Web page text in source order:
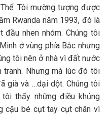
Tôi mường tượng được
Rwanda năm 1993, đó là
nhen nhóm. Chúng tôi
ở vùng phía Bắc nhưng
tôi nên ở nhà vì đất nước
tranh. Nhưng mà lúc đó tôi
già và …dại dột. Chúng tôi
thấy những điều khủng
cậu bé cụt tay cụt chân vì